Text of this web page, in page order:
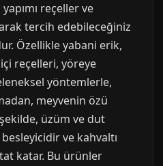
reçeller ve
tercih edebileceğiniz
Özellikle yabani erik,
reçelleri, yöreye
yöntemlerle,
meyvenin özü
şekilde, üzüm ve dut
ve kahvaltı
katar. Bu ürünler